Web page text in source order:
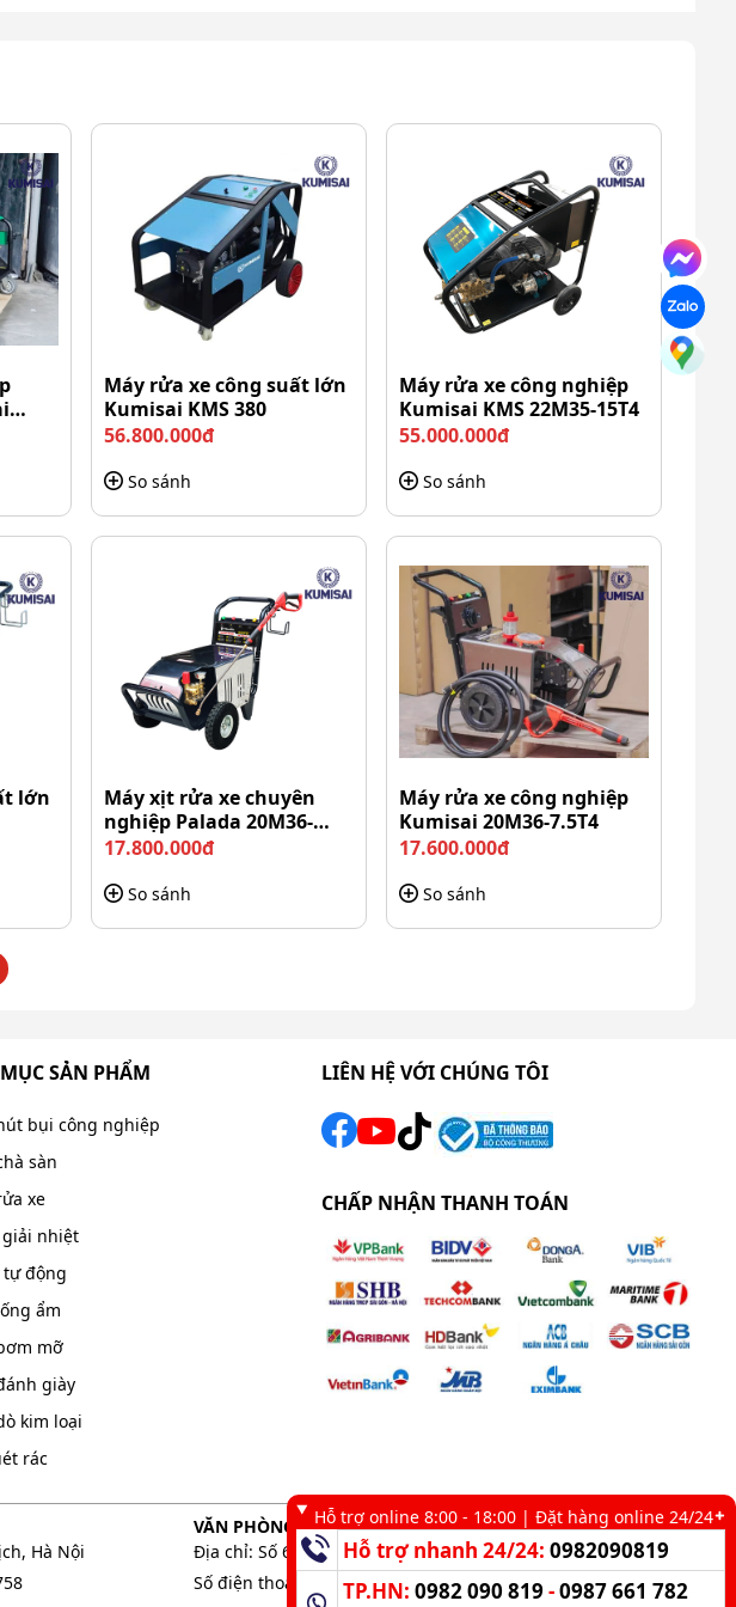
được ưa
điều khiển trực
Máy rửa xe công suất lớn
Kumisai KMS 380
56.800.000đ
So sánh
Máy rửa xe công nghiệp
Kumisai KMS 22M35-15T4
55.000.000đ
So sánh
lớn
Máy xịt rửa xe chuyên
nghiệp Palada 20M36-
7.5T4
17.800.000đ
So sánh
Máy rửa xe công nghiệp
Kumisai 20M36-7.5T4
17.600.000đ
So sánh
SẢN PHẨM
bụi công nghiệp
sàn
xe
nhiệt
tự động
ẩm
mỡ
giày
kim loại
rác
LIÊN HỆ VỚI CHÚNG TÔI
CHẤP NHẬN THANH TOÁN
Hà Nội
VĂN PHÒNG GIAO DỊCH TẠI TP. HCM
Địa chỉ: Số 6 kênh 19/5, Phường Tân Sơn Nhì, TP. HCM
Số điện thoại:
0983 898 758 -0982 090 819
Hỗ trợ online 8:00 - 18:00 | Đặt hàng online 24/24
Hỗ trợ nhanh 24/24:0982090819
TP.HN:0982 090 819 -0987 661 782